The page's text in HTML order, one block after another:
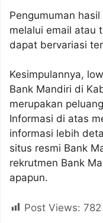
Pengumuman
melalui email atau
dapat bervariasi
Kesimpulannya,
Bank Mandiri di
merupakan
Informasi di atas
informasi lebih
situs resmi Bank
rekrutmen Bank
apapun.
Post Views: 782